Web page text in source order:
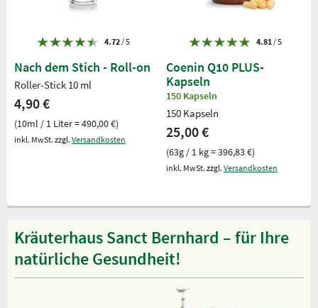
4.72/ 5
Nach dem Stich - Roll-on
Roller-Stick 10 ml
4,90 €
(10ml / 1 Liter = 490,00 €)
inkl. MwSt. zzgl. Versandkosten
4.81 / 5
Coenin Q10 PLUS-
Kapseln
150 Kapseln
150 Kapseln
25,00 €
(63g / 1 kg = 396,83 €)
inkl. MwSt. zzgl. Versandkosten
Kräuterhaus Sanct Bernhard – für Ihre
natürliche Gesundheit!